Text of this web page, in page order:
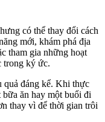
có thể thay đổi cách
mới, khám phá địa
tham gia những hoạt
trong ký ức.
quả đáng kể. Khi thực
ăn hay một buổi đi
thay vì để thời gian trôi